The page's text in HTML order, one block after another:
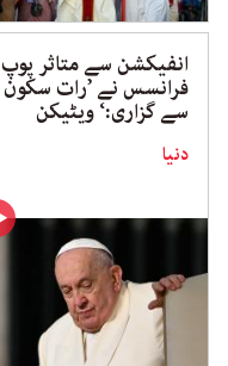
انفیکشن سے متاثر پوپ
فرانسس نے ’رات سکون
سے گزاری:‘ ویٹیکن
دنیا